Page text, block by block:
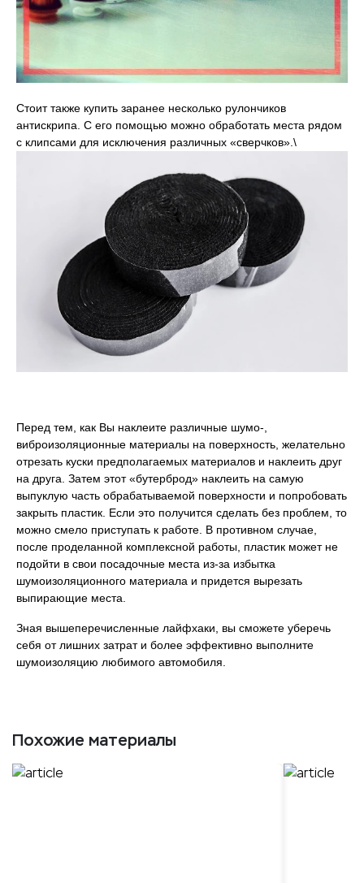
Стоит также купить заранее несколько рулончиков
антискрипа. С его помощью можно обработать места рядом
с клипсами для исключения различных «сверчков».\
Перед тем, как Вы наклеите различные шумо-,
виброизоляционные материалы на поверхность, желательно
отрезать куски предполагаемых материалов и наклеить друг
на друга. Затем этот «бутерброд» наклеить на самую
выпуклую часть обрабатываемой поверхности и попробовать
закрыть пластик. Если это получится сделать без проблем, то
можно смело приступать к работе. В противном случае,
после проделанной комплексной работы, пластик может не
подойти в свои посадочные места из-за избытка
шумоизоляционного материала и придется вырезать
выпирающие места.
Зная вышеперечисленные лайфхаки, вы сможете уберечь
себя от лишних затрат и более эффективно выполните
шумоизоляцию любимого автомобиля.
Похожие материалы